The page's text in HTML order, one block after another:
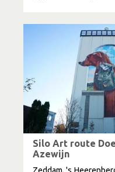
Silo Art route
Azewijn